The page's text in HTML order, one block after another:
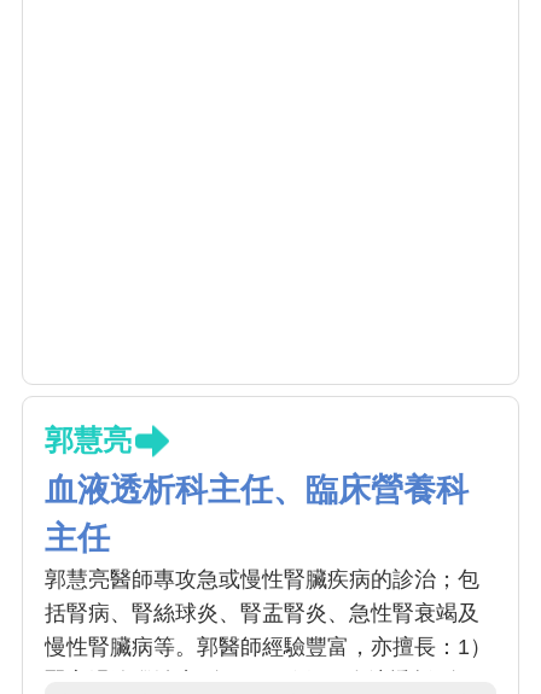
郭慧亮
血液透析科主任、臨床營養科
主任
郭慧亮醫師專攻急或慢性腎臟疾病的診治；包
括腎病、腎絲球炎、腎盂腎炎、急性腎衰竭及
慢性腎臟病等。郭醫師經驗豐富，亦擅長：1）